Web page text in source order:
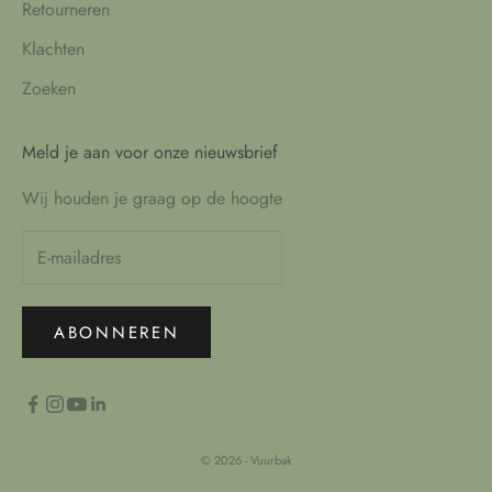
Retourneren
Klachten
Zoeken
Meld je aan voor onze nieuwsbrief
Wij houden je graag op de hoogte
ABONNEREN
© 2026 - Vuurbak